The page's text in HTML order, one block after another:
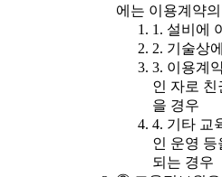
에는 이용계약
1. 설비에
2. 기술상
3. 이용계
인 자로
을 경우
4. 기타 교
인 운영 등
되는 경우